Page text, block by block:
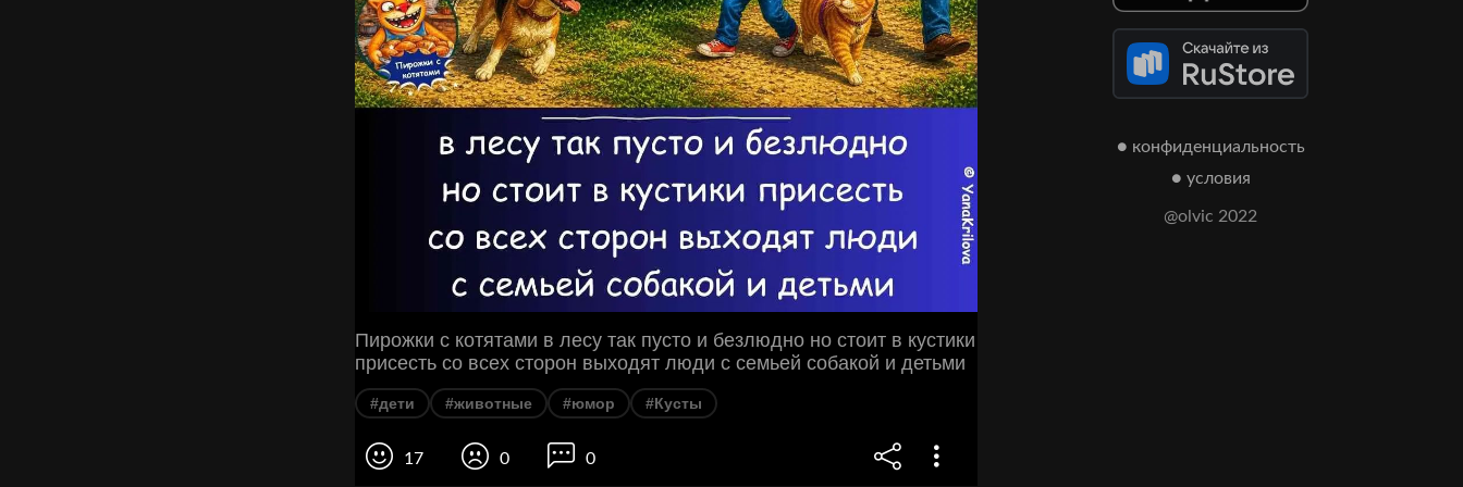
Пирожки с котятами в лесу так пусто и безлюдно но стоит в кустики
присесть со всех сторон выходят люди с семьей собакой и детьми
#дети #животные #юмор #Кусты
17 0 0
● конфиденциальность
● условия
@olvic 2022